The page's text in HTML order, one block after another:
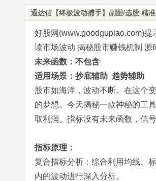
通达信【终极波动捕手】副图/选股 精
好股网(www.goodgupiao.com)
读市场波动 揭秘股市赚钱机制 源
未来函数：不包含
适用场景：抄底辅助 趋势辅助
股市如海洋，波动不断。在这个
的梦想。今天揭秘一款神秘的工
取利润。指标没有未来函数，信号
指标原理：
复合指标分析：综合利用均线、
内的波动进行深入分析。